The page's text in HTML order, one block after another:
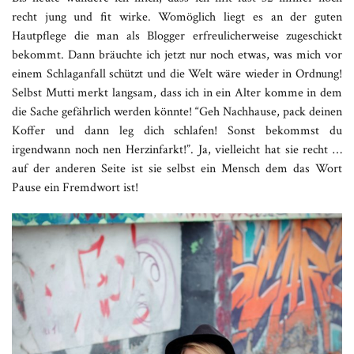
recht jung und fit wirke. Womöglich liegt es an der guten
Hautpflege die man als Blogger erfreulicherweise zugeschickt
bekommt. Dann bräuchte ich jetzt nur noch etwas, was mich vor
einem Schlaganfall schützt und die Welt wäre wieder in Ordnung!
Selbst Mutti merkt langsam, dass ich in ein Alter komme in dem
die Sache gefährlich werden könnte! “Geh Nachhause, pack deinen
Koffer und dann leg dich schlafen! Sonst bekommst du
irgendwann noch nen Herzinfarkt!”. Ja, vielleicht hat sie recht …
auf der anderen Seite ist sie selbst ein Mensch dem das Wort
Pause ein Fremdwort ist!